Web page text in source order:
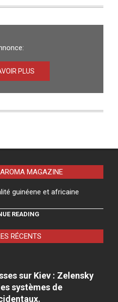
PLUS
MAGAZINE
guinéene et africaine
READING
RÉCENTS
sur Kiev : Zelensky
systèmes de